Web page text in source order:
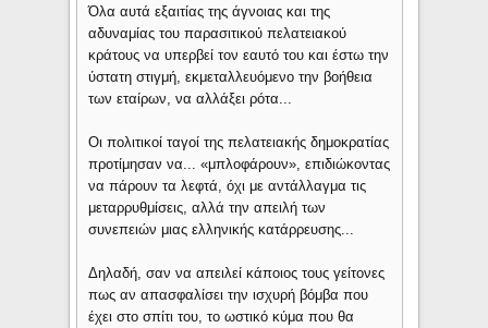
Όλα αυτά εξαιτίας της άγνοιας και της
αδυναμίας του παρασιτικού πελατειακού
κράτους να υπερβεί τον εαυτό του και έστω την
ύστατη στιγμή, εκμεταλλευόμενο την βοήθεια
των εταίρων, να αλλάξει ρότα...
Οι πολιτικοί ταγοί της πελατειακής δημοκρατίας
προτίμησαν να...«μπλοφάρουν», επιδιώκοντας
να πάρουν τα λεφτά, όχι με αντάλλαγμα τις
μεταρρυθμίσεις, αλλά την απειλή των
συνεπειών μιας ελληνικής κατάρρευσης...
Δηλαδή, σαν να απειλεί κάποιος τους γείτονες
πως αν απασφαλίσει την ισχυρή βόμβα που
έχει στο σπίτι του, το ωστικό κύμα που θα